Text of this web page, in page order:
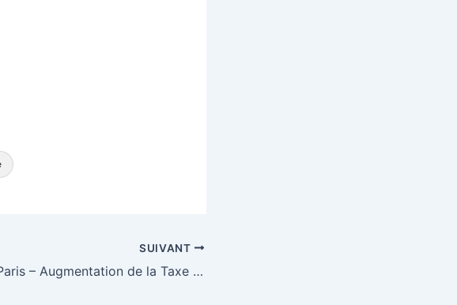
SUIVANT
Paris – Augmentation de la Taxe Foncière en 2023